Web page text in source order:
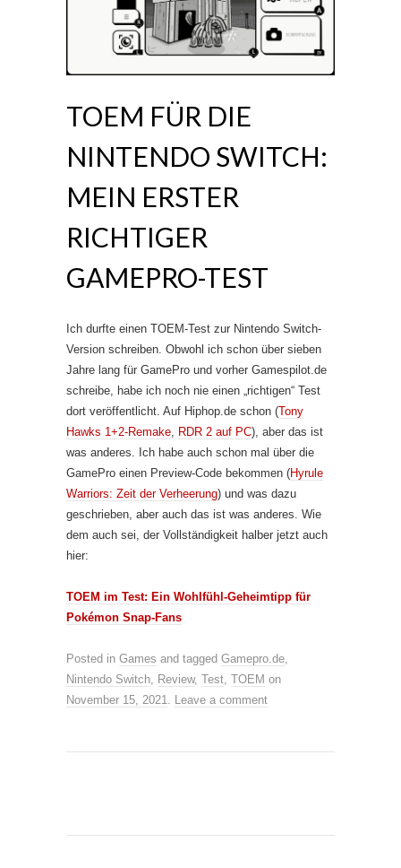
TOEM FÜR DIE
NINTENDO SWITCH:
MEIN ERSTER
RICHTIGER
GAMEPRO-TEST
Ich durfte einen TOEM-Test zur Nintendo Switch-
Version schreiben. Obwohl ich schon über sieben
Jahre lang für GamePro und vorher Gamespilot.de
schreibe, habe ich noch nie einen „richtigen“ Test
dort veröffentlicht. Auf Hiphop.de schon (Tony
Hawks 1+2-Remake RDR 2 auf PC), aber das ist
was anderes. Ich habe auch schon mal über die
GamePro einen Preview-Code bekommen (Hyrule
Warriors: Zeit der Verheerung) und was dazu
geschrieben, aber auch das ist was anderes. Wie
dem auch sei, der Vollständigkeit halber jetzt auch
hier:
TOEM im Test: Ein Wohlfühl-Geheimtipp für
Pokémon Snap-Fans
Posted in Games and tagged Gamepro.de
Nintendo Switch Review, Test TOEM on
November 15, 2021
Leave a comment